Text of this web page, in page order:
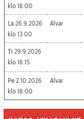
18:00
La 26.9.2026
13:00
Alvar
Ti 29.9.2026
18:15
Pe 2.10.2026
18:00
Alvar